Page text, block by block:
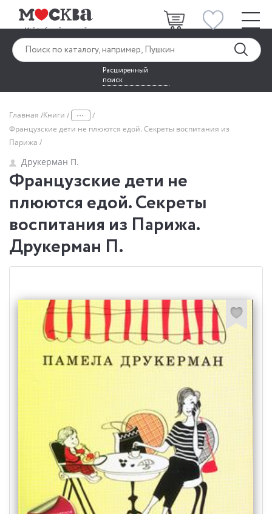
Расширенный
поиск
Главная Книги ...
Французские дети не плюются едой. Секреты воспитания из
Парижа
Друкерман П.
Французские дети не
плюются едой. Секреты
воспитания из Парижа.
Друкерман П.